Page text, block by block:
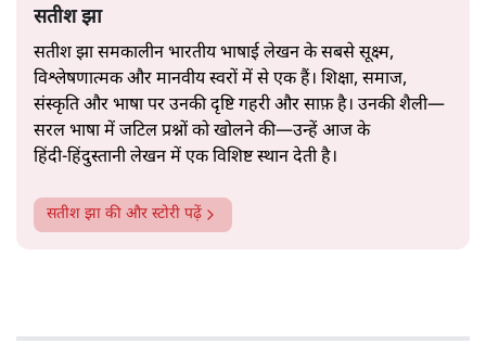
सतीश झा
सतीश झा समकालीन भारतीय भाषाई लेखन के सबसे सूक्ष्म,
विश्लेषणात्मक और मानवीय स्वरों में से एक हैं। शिक्षा, समाज,
संस्कृति और भाषा पर उनकी दृष्टि गहरी और साफ़ है। उनकी शैली—
सरल भाषा में जटिल प्रश्नों को खोलने की—उन्हें आज के
हिंदी‑हिंदुस्तानी लेखन में एक विशिष्ट स्थान देती है।
सतीश झा की और स्टोरी पढ़ें